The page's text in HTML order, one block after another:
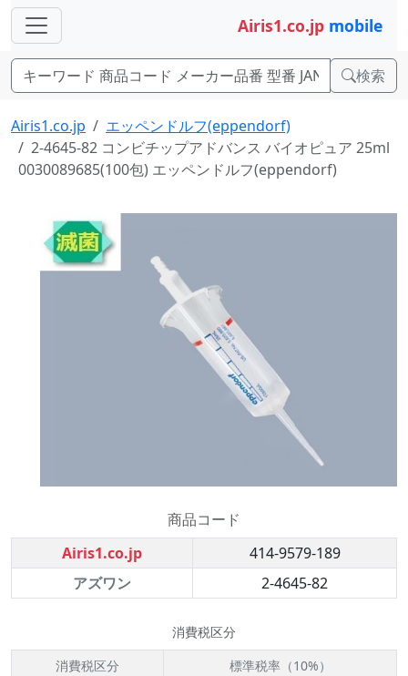
Airis1.co.jp mobile
検索
Airis1.co.jp
エッペンドルフ(eppendorf)
2-4645-82 コンビチップアドバンス バイオピュア 25ml
0030089685(100包) エッペンドルフ(eppendorf)
商品コード
Airis1.co.jp
414-9579-189
アズワン
2-4645-82
消費税区分
消費税区分
標準税率（10%）